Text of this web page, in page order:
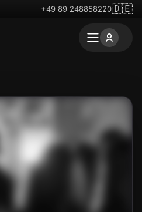
+49 89 248858220🇩🇪